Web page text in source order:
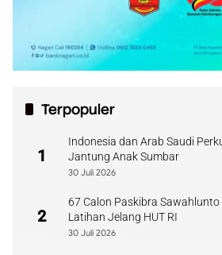
Terpopuler
1
Indonesia dan Arab Saudi
Jantung Anak Sumbar
30 Juli 2026
2
67 Calon Paskibra
Latihan Jelang HUT RI
30 Juli 2026